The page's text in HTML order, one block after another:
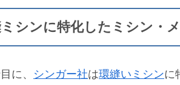
シンに特化したミシン・
に、 シンガー社は環縫いミシンに